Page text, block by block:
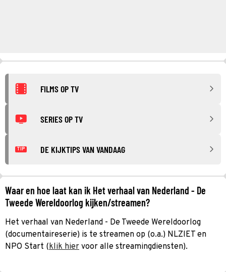
FILMS OP TV
SERIES OP TV
TIP DE KIJKTIPS VAN VANDAAG
Waar en hoe laat kan ik Het verhaal van Nederland - De
Tweede Wereldoorlog kijken/streamen?
Het verhaal van Nederland - De Tweede Wereldoorlog
(documentaireserie) is te streamen op (o.a.) NLZIET en
NPO Start (klik hier voor alle streamingdiensten).